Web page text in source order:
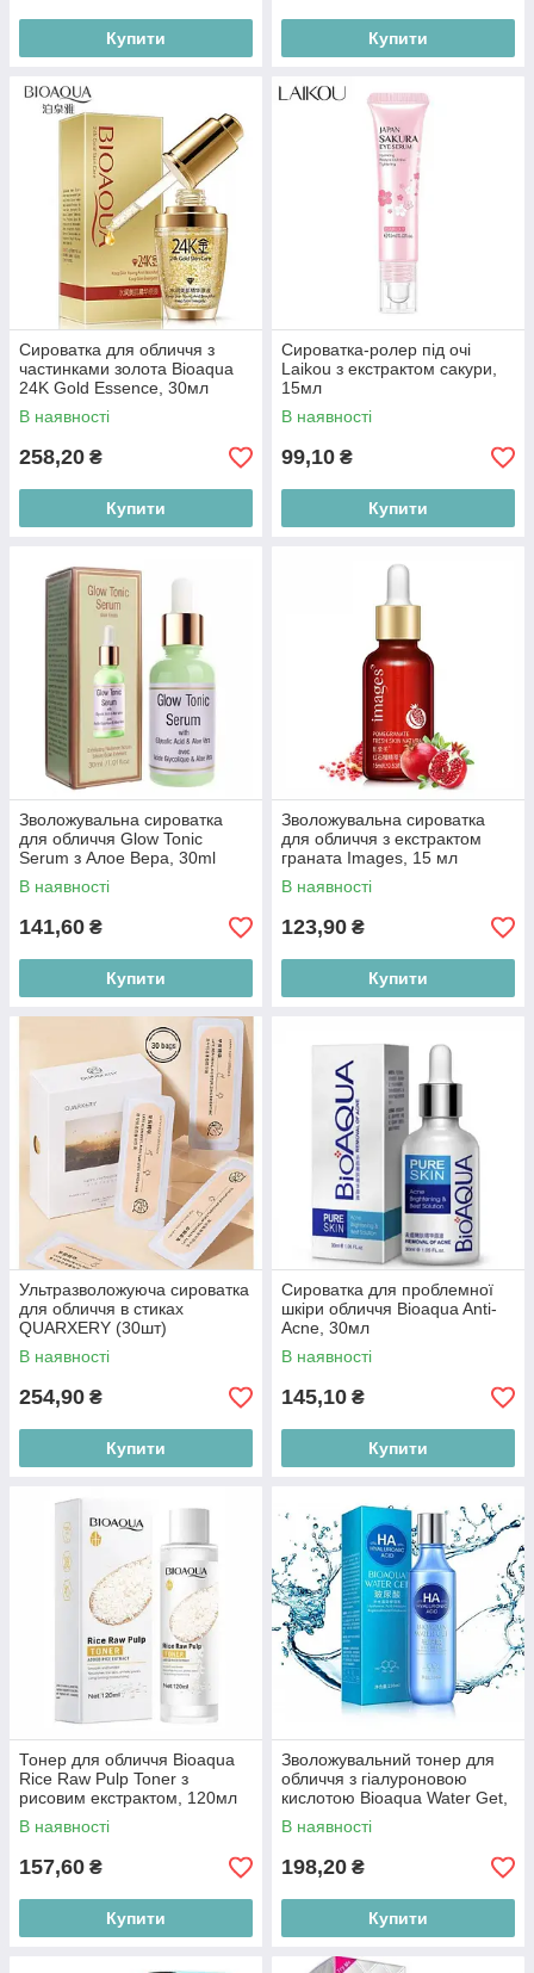
Купити Купити
Сироватка для обличчя з
частинками золота Bioaqua
24K Gold Essence, 30мл
В наявності
258,20 ₴
Купити
Сироватка-ролер під очі
Laikou з екстрактом сакури,
15мл
В наявності
99,10 ₴
Купити
Зволожувальна сироватка
для обличчя Glow Tonic
Serum з Алое Вера, 30ml
В наявності
141,60 ₴
Купити
Зволожувальна сироватка
для обличчя з екстрактом
граната Images, 15 мл
В наявності
123,90 ₴
Купити
Ультразволожуюча сироватка
для обличчя в стиках
QUARXERY (30шт)
В наявності
254,90 ₴
Купити
Сироватка для проблемної
шкіри обличчя Bioaqua Anti-
Acne, 30мл
В наявності
145,10 ₴
Купити
Тонер для обличчя Bioaqua
Rice Raw Pulp Toner з
рисовим екстрактом, 120мл
В наявності
157,60 ₴
Купити
Зволожувальний тонер для
обличчя з гіалуроновою
кислотою Bioaqua Water Get,
150мл
В наявності
198,20 ₴
Купити